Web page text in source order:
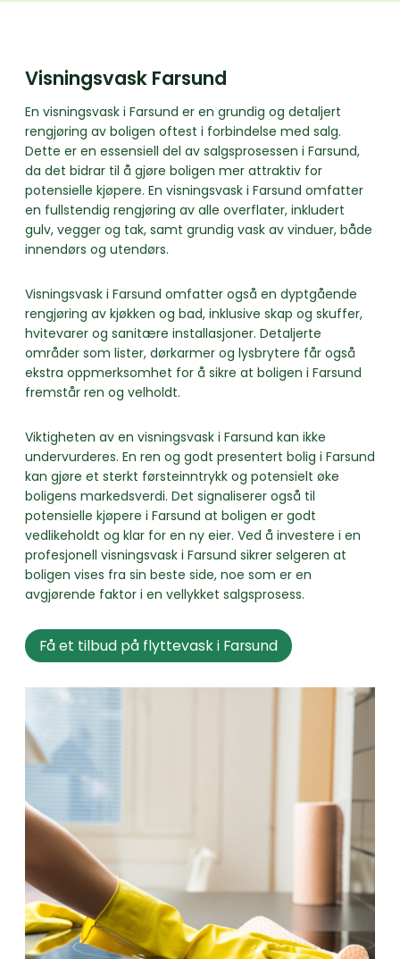
Visningsvask Farsund
En visningsvask i Farsund er en grundig og detaljert
rengjøring av boligen oftest i forbindelse med salg.
Dette er en essensiell del av salgsprosessen i Farsund,
da det bidrar til å gjøre boligen mer attraktiv for
potensielle kjøpere. En visningsvask i Farsund omfatter
en fullstendig rengjøring av alle overflater, inkludert
gulv, vegger og tak, samt grundig vask av vinduer, både
innendørs og utendørs.
Visningsvask i Farsund omfatter også en dyptgående
rengjøring av kjøkken og bad, inklusive skap og skuffer,
hvitevarer og sanitære installasjoner. Detaljerte
områder som lister, dørkarmer og lysbrytere får også
ekstra oppmerksomhet for å sikre at boligen i Farsund
fremstår ren og velholdt.
Viktigheten av en visningsvask i Farsund kan ikke
undervurderes. En ren og godt presentert bolig i Farsund
kan gjøre et sterkt førsteinntrykk og potensielt øke
boligens markedsverdi. Det signaliserer også til
potensielle kjøpere i Farsund at boligen er godt
vedlikeholdt og klar for en ny eier. Ved å investere i en
profesjonell visningsvask i Farsund sikrer selgeren at
boligen vises fra sin beste side, noe som er en
avgjørende faktor i en vellykket salgsprosess.
Få et tilbud på flyttevask i Farsund